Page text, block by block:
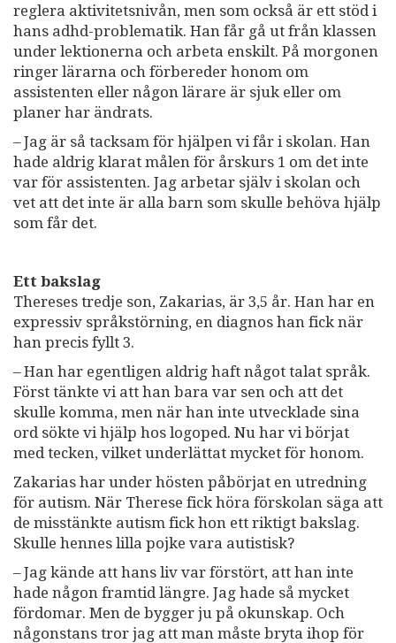
reglera aktivitetsnivån, men som också är ett stöd i
hans adhd-problematik. Han får gå ut från klassen
under lektionerna och arbeta enskilt. På morgonen
ringer lärarna och förbereder honom om
assistenten eller någon lärare är sjuk eller om
planer har ändrats.
– Jag är så tacksam för hjälpen vi får i skolan. Han
hade aldrig klarat målen för årskurs 1 om det inte
var för assistenten. Jag arbetar själv i skolan och
vet att det inte är alla barn som skulle behöva hjälp
som får det.
Ett bakslag
Thereses tredje son, Zakarias, är 3,5 år. Han har en
expressiv språkstörning, en diagnos han fick när
han precis fyllt 3.
– Han har egentligen aldrig haft något talat språk.
Först tänkte vi att han bara var sen och att det
skulle komma, men när han inte utvecklade sina
ord sökte vi hjälp hos logoped. Nu har vi börjat
med tecken, vilket underlättat mycket för honom.
Zakarias har under hösten påbörjat en utredning
för autism. När Therese fick höra förskolan säga att
de misstänkte autism fick hon ett riktigt bakslag.
Skulle hennes lilla pojke vara autistisk?
– Jag kände att hans liv var förstört, att han inte
hade någon framtid längre. Jag hade så mycket
fördomar. Men de bygger ju på okunskap. Och
någonstans tror jag att man måste bryta ihop för